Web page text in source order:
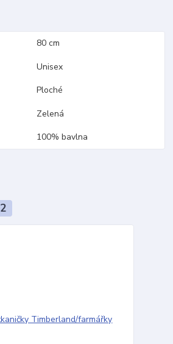
80 cm
Unisex
Ploché
Zelená
100% bavlna
2